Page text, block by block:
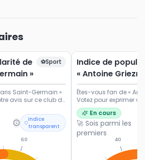
de
»
⚽Sport
Saint-Germain »
avis sur ce club de
Indice
transparent
60
Indice de
« Antoine
Êtes-vous fan de «
Votez pour exprimer
popularité du
français.En cours
🚀 Sois parmi les
premiers
40